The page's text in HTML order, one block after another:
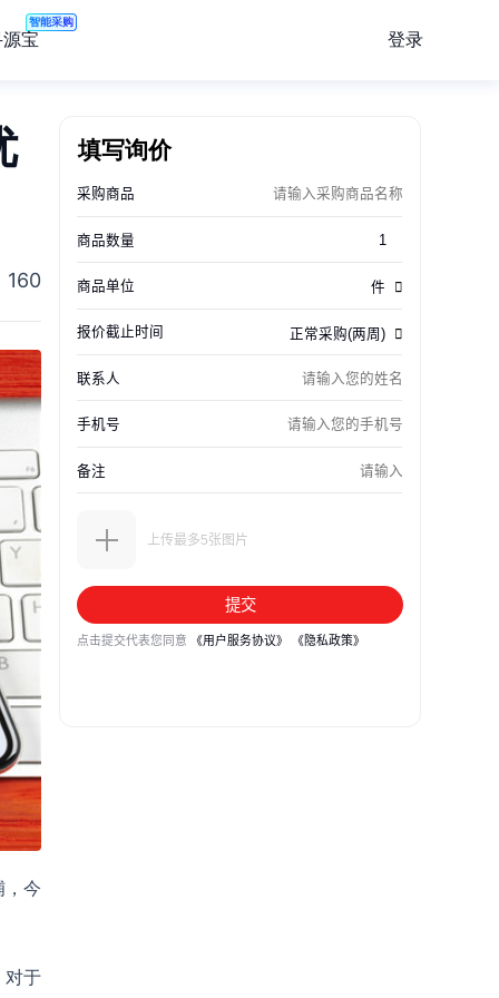
宝
智能采购
登录
160
今
对于
填写询价